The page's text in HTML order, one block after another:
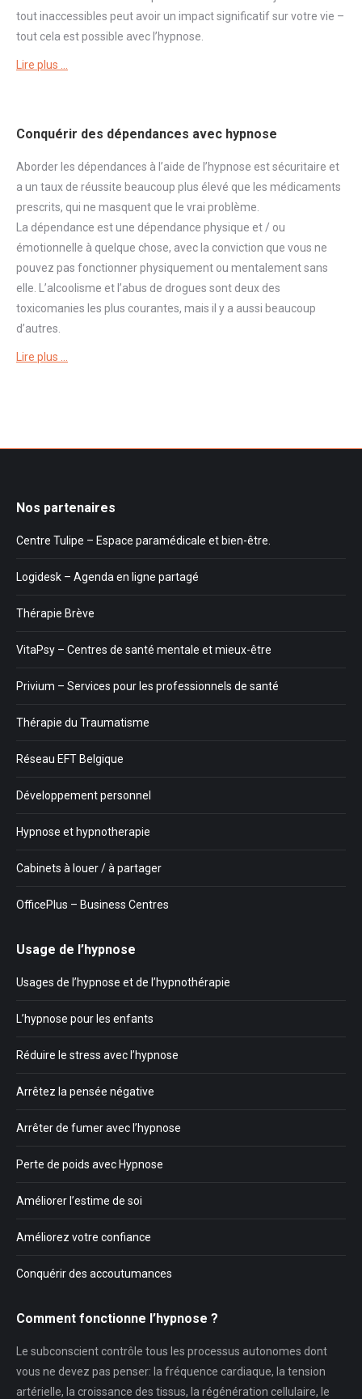
tout inaccessibles peut avoir un impact significatif sur votre vie –
tout cela est possible avec l’hypnose.
Lire plus …
Conquérir des dépendances avec hypnose
Aborder les dépendances à l’aide de l’hypnose est sécuritaire et
a un taux de réussite beaucoup plus élevé que les médicaments
prescrits, qui ne masquent que le vrai problème.
La dépendance est une dépendance physique et / ou
émotionnelle à quelque chose, avec la conviction que vous ne
pouvez pas fonctionner physiquement ou mentalement sans
elle. L’alcoolisme et l’abus de drogues sont deux des
toxicomanies les plus courantes, mais il y a aussi beaucoup
d’autres.
Lire plus …
Nos partenaires
Centre Tulipe – Espace paramédicale et bien-être.
Logidesk – Agenda en ligne partagé
Thérapie Brève
VitaPsy – Centres de santé mentale et mieux-être
Privium – Services pour les professionnels de santé
Thérapie du Traumatisme
Réseau EFT Belgique
Développement personnel
Hypnose et hypnotherapie
Cabinets à louer / à partager
OfficePlus – Business Centres
Usage de l’hypnose
Usages de l’hypnose et de l’hypnothérapie
L’hypnose pour les enfants
Réduire le stress avec l’hypnose
Arrêtez la pensée négative
Arrêter de fumer avec l’hypnose
Perte de poids avec Hypnose
Améliorer l’estime de soi
Améliorez votre confiance
Conquérir des accoutumances
Comment fonctionne l’hypnose ?
Le subconscient contrôle tous les processus autonomes dont
vous ne devez pas penser: la fréquence cardiaque, la tension
artérielle, la croissance des tissus, la régénération cellulaire, le